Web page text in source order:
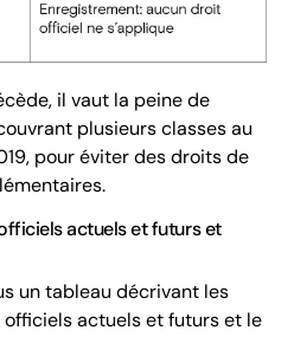
il vaut la peine de
plusieurs classes au
pour éviter des droits de
actuels et futurs et
un tableau décrivant les
actuels et futurs et le